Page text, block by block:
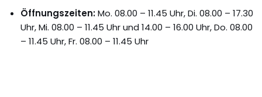
Öffnungszeiten:Mo. 08.00 – 11.45 Uhr, Di. 08.00 – 17.30
Uhr, Mi. 08.00 – 11.45 Uhr und 14.00 – 16.00 Uhr, Do. 08.00
– 11.45 Uhr, Fr. 08.00 – 11.45 Uhr